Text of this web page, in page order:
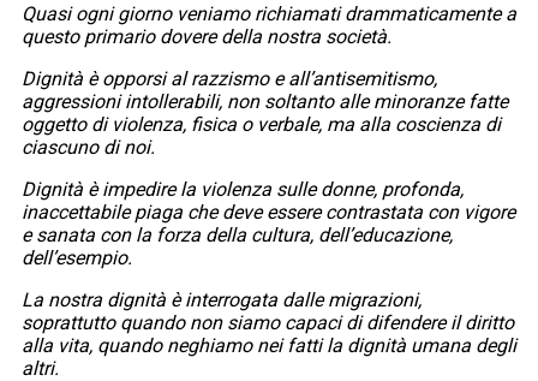
Quasi ogni giorno veniamo richiamati drammaticamente a
questo primario dovere della nostra società.
Dignità è opporsi al razzismo e all’antisemitismo,
aggressioni intollerabili, non soltanto alle minoranze fatte
oggetto di violenza, fisica o verbale, ma alla coscienza di
ciascuno di noi.
Dignità è impedire la violenza sulle donne, profonda,
inaccettabile piaga che deve essere contrastata con vigore
e sanata con la forza della cultura, dell’educazione,
dell’esempio.
La nostra dignità è interrogata dalle migrazioni,
soprattutto quando non siamo capaci di difendere il diritto
alla vita, quando neghiamo nei fatti la dignità umana degli
altri.